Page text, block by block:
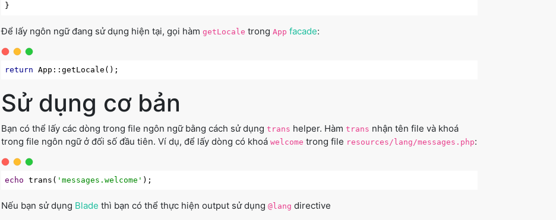
Để lấy ngôn ngữ đang sử dụng hiện tại, gọi hàm getLocale trong App facade:
return
Sử dụng cơ bản
Bạn có thể lấy các dòng trong file ngôn ngữ bằng cách sử dụng trans helper. Hàm trans nhận tên file và khoá
trong file ngôn ngữ ở đối số đầu tiên. Ví dụ, để lấy dòng có khoá welcome trong file resources/lang/messages.php:
echo trans( 'messages.welcome'
Nếu bạn sử dụng Blade thì bạn có thể thực hiện output sử dụng @lang directive